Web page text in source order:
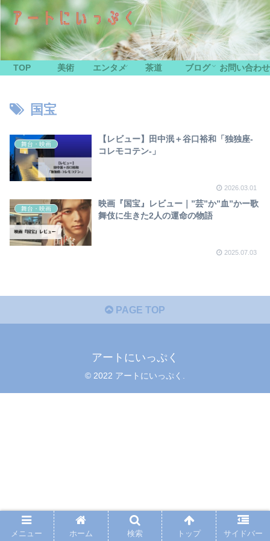
TOP 美術 エンタメ 茶道 ブログ お問い合わせ
国宝
舞台・映画
【レビュー】田中泯＋谷口裕和「独独座-
コレモコテン-」
2026.03.01
舞台・映画
映画『国宝』レビュー｜”芸”か”血”かー歌
舞伎に生きた2人の運命の物語
2025.07.03
PAGE TOP
アートにいっぷく
© 2022 アートにいっぷく.
メニュー ホーム 検索 トップ サイドバー